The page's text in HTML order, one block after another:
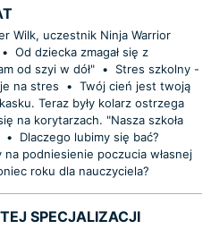
Wilk, uczestnik Ninja Warrior
• Od dziecka zmagał się z
od szyi w dół" •
Stres szkolny -
na stres
• Twój cień jest twoją
Teraz były kolarz ostrzega
na korytarzach. "Nasza szkoła
•
Dlaczego lubimy się bać?
podniesienie poczucia własnej
roku dla nauczyciela?
SPECJALIZACJI